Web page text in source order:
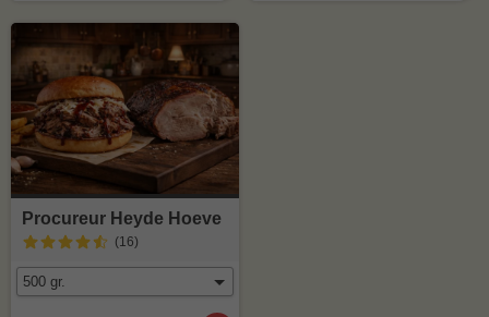
Procureur Heyde Hoeve
(16)